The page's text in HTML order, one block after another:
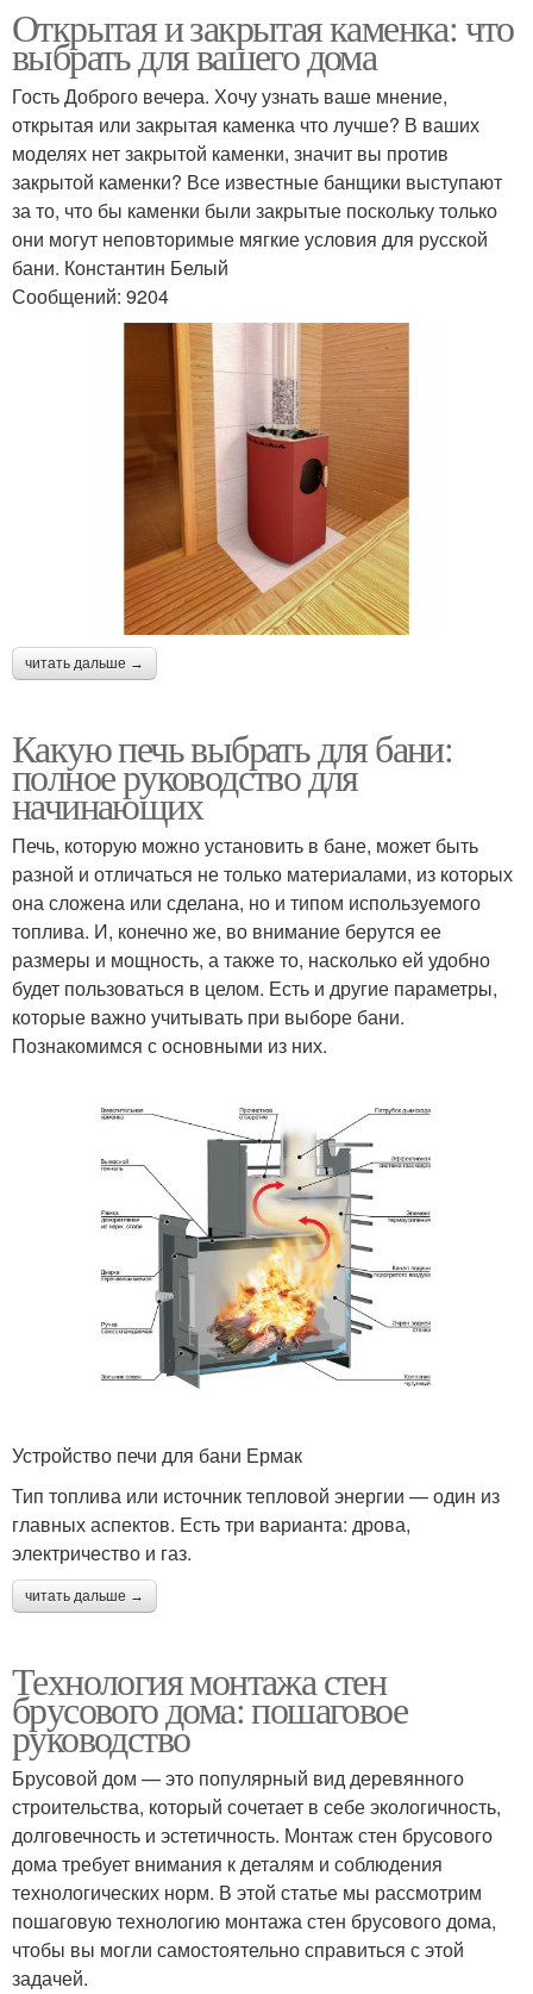
Открытая и закрытая каменка: что
выбрать для вашего дома
Гость Доброго вечера. Хочу узнать ваше мнение,
открытая или закрытая каменка что лучше? В ваших
моделях нет закрытой каменки, значит вы против
закрытой каменки? Все известные банщики выступают
за то, что бы каменки были закрытые поскольку только
они могут неповторимые мягкие условия для русской
бани. Константин Белый
Сообщений: 9204
читать дальше →
Какую печь выбрать для бани:
полное руководство для
начинающих
Печь, которую можно установить в бане, может быть
разной и отличаться не только материалами, из которых
она сложена или сделана, но и типом используемого
топлива. И, конечно же, во внимание берутся ее
размеры и мощность, а также то, насколько ей удобно
будет пользоваться в целом. Есть и другие параметры,
которые важно учитывать при выборе бани.
Познакомимся с основными из них.
Устройство печи для бани Ермак
Тип топлива или источник тепловой энергии — один из
главных аспектов. Есть три варианта: дрова,
электричество и газ.
читать дальше →
Технология монтажа стен
брусового дома: пошаговое
руководство
Брусовой дом — это популярный вид деревянного
строительства, который сочетает в себе экологичность,
долговечность и эстетичность. Монтаж стен брусового
дома требует внимания к деталям и соблюдения
технологических норм. В этой статье мы рассмотрим
пошаговую технологию монтажа стен брусового дома,
чтобы вы могли самостоятельно справиться с этой
задачей.